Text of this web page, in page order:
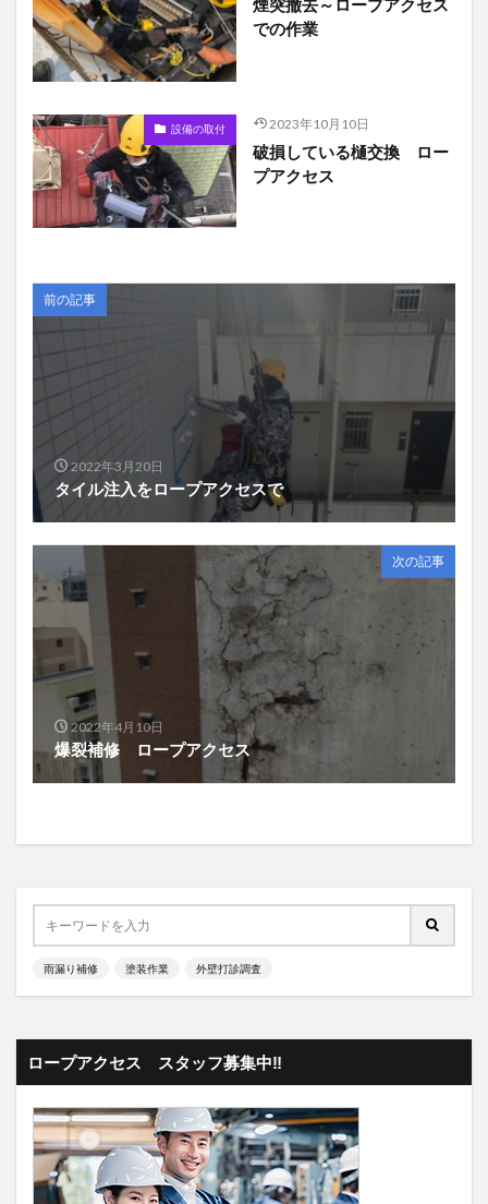
煙突撤去～ロープアクセス
での作業
設備の取付 2023年10月10日
破損している樋交換 ロー
プアクセス
前の記事
2022年3月20日
タイル注入をロープアクセスで
次の記事
2022年4月10日
爆裂補修 ロープアクセス
雨漏り補修 塗装作業 外壁打診調査
ロープアクセス スタッフ募集中‼